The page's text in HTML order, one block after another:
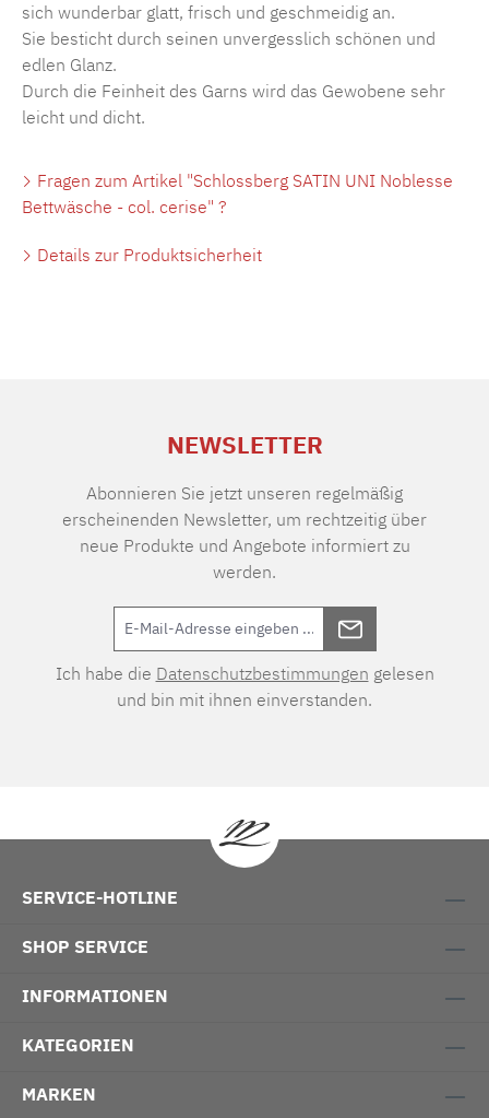
sich wunderbar glatt, frisch und geschmeidig an.
Sie besticht durch seinen unvergesslich schönen und
edlen Glanz.
Durch die Feinheit des Garns wird das Gewobene sehr
leicht und dicht.
Fragen zum Artikel "Schlossberg SATIN UNI Noblesse
Bettwäsche - col. cerise" ?
Details zur Produktsicherheit
NEWSLETTER
Abonnieren Sie jetzt unseren regelmäßig
erscheinenden Newsletter, um rechtzeitig über
neue Produkte und Angebote informiert zu
werden.
Ich habe die Datenschutzbestimmungen gelesen
und bin mit ihnen einverstanden.
SERVICE-HOTLINE
SHOP SERVICE
INFORMATIONEN
KATEGORIEN
MARKEN